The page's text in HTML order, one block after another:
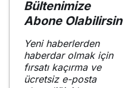
Bültenimize
Abone Olabilirsin
Yeni haberlerden
haberdar olmak için
fırsatı kaçırma ve
ücretsiz e-posta